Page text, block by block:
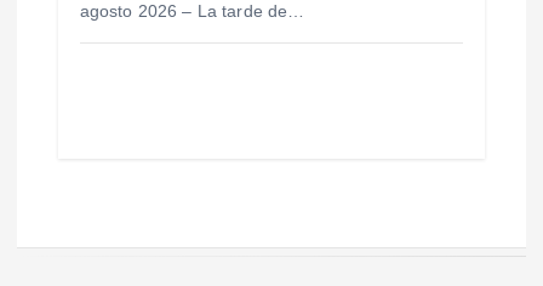
agosto 2026 – La tarde de…